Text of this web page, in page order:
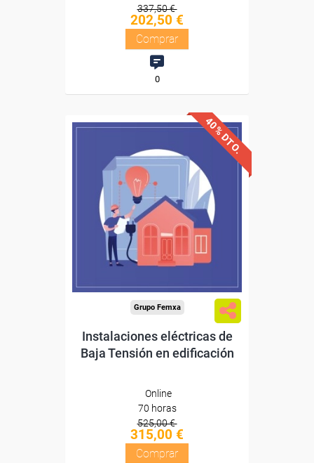
337,50 €
202,50 €
Comprar
0
40% DTO.
Descuentos especiales
Sin requisitos de acceso
Diploma
Compra segura
Grupo Femxa
Instalaciones eléctricas de
Baja Tensión en edificación
Online
70 horas
525,00 €
315,00 €
Comprar